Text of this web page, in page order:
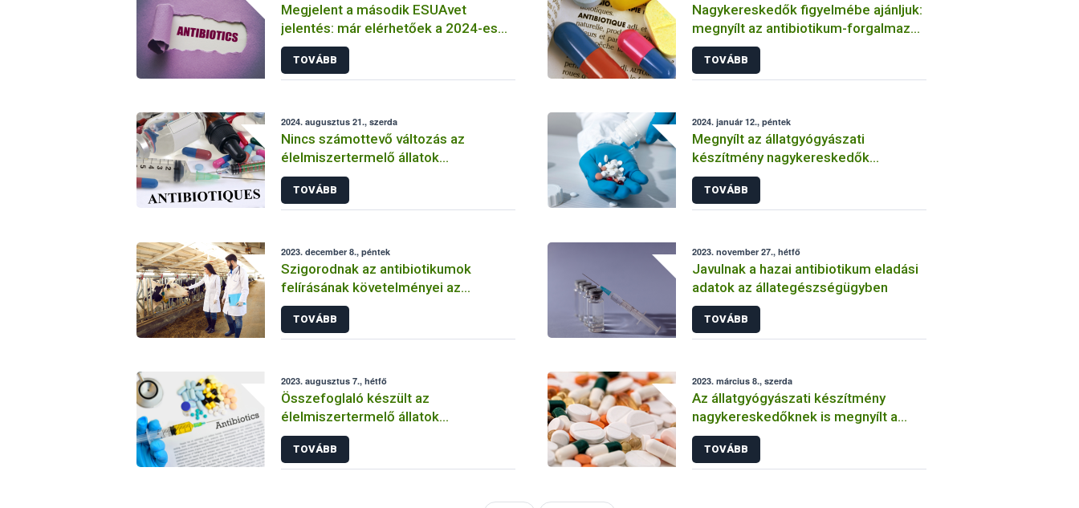
Megjelent a második ESUAvet
jelentés: már elérhetőek a 2024-es
adatok az EU-ban értékesített és
felhasznált állatgyógyászati
antimikrobiális szerekről
TOVÁBB
Nagykereskedők figyelmébe ajánljuk:
megnyílt az antibiotikum-forgalmazás
jelentési felülete
TOVÁBB
2024. augusztus 21., szerda
Nincs számottevő változás az
élelmiszertermelő állatok
antibiotikumos kezelésében
TOVÁBB
2024. január 12., péntek
Megnyílt az állatgyógyászati
készítmény nagykereskedők
antibiotikumforgalmazási jelentési
felülete
TOVÁBB
2023. december 8., péntek
Szigorodnak az antibiotikumok
felírásának követelményei az
élelmiszer-termelő állatok esetében
TOVÁBB
2023. november 27., hétfő
Javulnak a hazai antibiotikum eladási
adatok az állategészségügyben
TOVÁBB
2023. augusztus 7., hétfő
Összefoglaló készült az
élelmiszertermelő állatok
antibiotikumos kezeléséről
TOVÁBB
2023. március 8., szerda
Az állatgyógyászati készítmény
nagykereskedőknek is megnyílt a
jelentési felület
TOVÁBB